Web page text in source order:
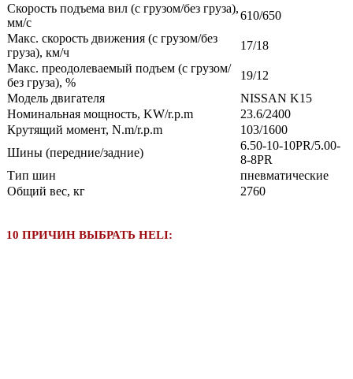
Скорость подъема вил (с грузом/без груза),
мм/с
610/650
Макс. скорость движения (с грузом/без
груза), км/ч
17/18
Макс. преодолеваемый подъем (с грузом/
без груза), %
19/12
Модель двигателя
NISSAN K15
Номинальная мощность, KW/r.p.m
23.6/2400
Крутящий момент, N.m/r.p.m
103/1600
Шины (передние/задние)
6.50-10-10PR/5.00-
8-8PR
Тип шин
пневматические
Общий вес, кг
2760
10 ПРИЧИН ВЫБРАТЬ HELI: